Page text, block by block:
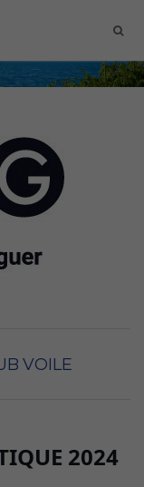
VOILE
2024